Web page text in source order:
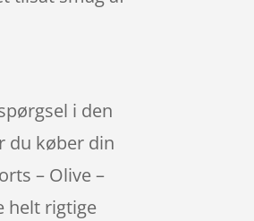
i den
du køber din
– Olive –
helt rigtige